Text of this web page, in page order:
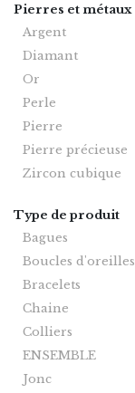
Pierres et métaux
Argent
Diamant
Or
Perle
Pierre
Pierre précieuse
Zircon cubique
Type de produit
Bagues
Boucles d'oreilles
Bracelets
Chaine
Colliers
ENSEMBLE
Jonc